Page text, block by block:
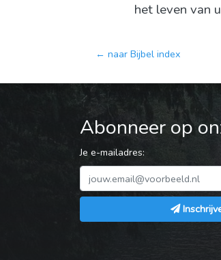
het leven van
← naar Bijbel index
Abonneer op
Je e-mailadres: